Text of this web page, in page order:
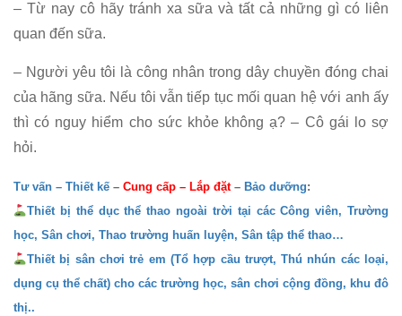
– Từ nay cô hãy tránh xa sữa và tất cả những gì có liên
quan đến sữa.
– Người yêu tôi là công nhân trong dây chuyền đóng chai
của hãng sữa. Nếu tôi vẫn tiếp tục mối quan hệ với anh ấy
thì có nguy hiểm cho sức khỏe không ạ? – Cô gái lo sợ
hỏi.
Tư vấn – Thiết kế – Cung cấp – Lắp đặt– Bảo dưỡng:
Thiết bị thể dục thể thao ngoài trời tại các Công viên, Trường
học, Sân chơi, Thao trường huấn luyện, Sân tập thể thao…
Thiết bị sân chơi trẻ em (Tổ hợp cầu trượt, Thú nhún các loại,
dụng cụ thể chất) cho các trường học, sân chơi cộng đồng, khu đô
thị..